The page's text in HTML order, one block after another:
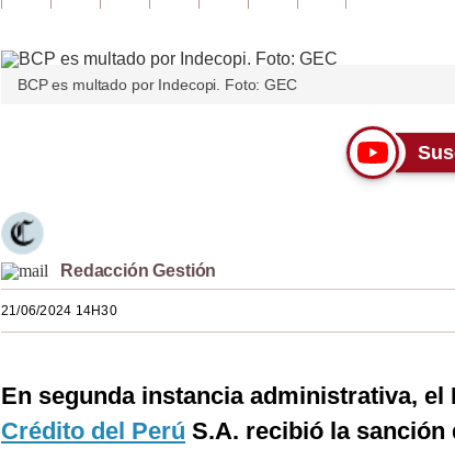
BCP es multado por Indecopi. Foto: GEC
Redacción Gestión
21/06/2024 14H30
En segunda instancia administrativa, el
Crédito del Perú S.A. recibió la sanción